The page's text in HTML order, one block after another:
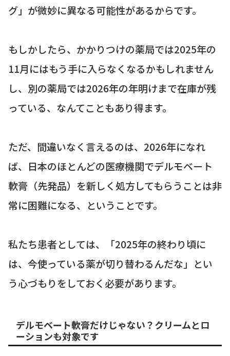
グ」が微妙に異なる可能性があるからです。
もしかしたら、かかりつけの薬局では2025年の
11月にはもう手に入らなくなるかもしれません
し、別の薬局では2026年の年明けまで在庫が残
っている、なんてこともあり得ます。
ただ、間違いなく言えるのは、2026年になれ
ば、日本のほとんどの医療機関でデルモベート
軟膏（先発品）を新しく処方してもらうことは非
常に困難になる、ということです。
私たち患者としては、「2025年の終わり頃に
は、今使っている薬が切り替わるんだな」とい
う心づもりをしておく必要があります。
デルモベート軟膏だけじゃない？クリームとロ
ーションも対象です